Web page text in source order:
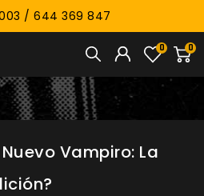
/ 644 369 847
0
0
Vampiro: La